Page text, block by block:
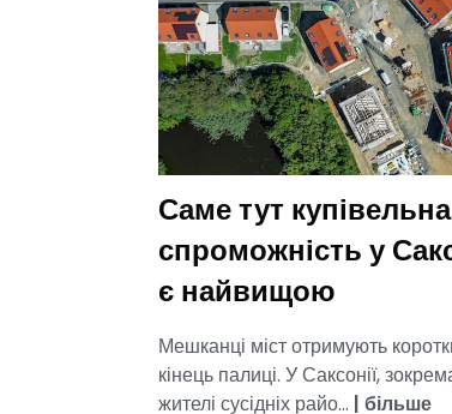
Саме тут купівельна
спроможність у
є найвищою
Мешканці міст отримують
кінець палиці. У Саксонії,
жителі сусідніх райо... | більше